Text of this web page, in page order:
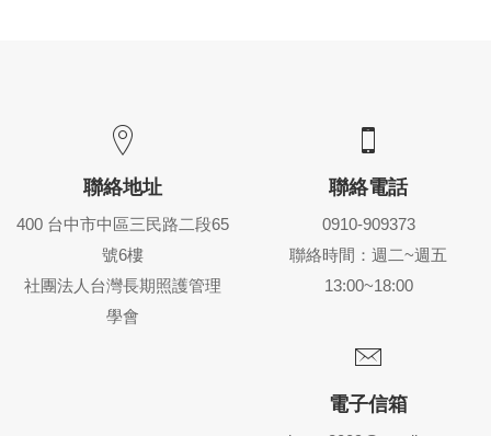
聯絡地址
400 台中市中區三民路二段65
號6樓
社團法人台灣長期照護管理
學會
聯絡電話
0910-909373
聯絡時間：週二~週五
13:00~18:00
電子信箱